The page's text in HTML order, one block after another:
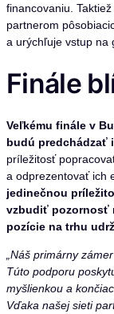
financovaniu.
partnerom
a urýchľuje vstup na
Finále
Veľkému finále v
budú predchádzať
príležitosť
a odprezentovať ich
jedinečnou
vzbudiť pozornosť
pozície na trhu
„Náš primárny
Túto podporu
myšlienkou a
Vďaka našej sieti